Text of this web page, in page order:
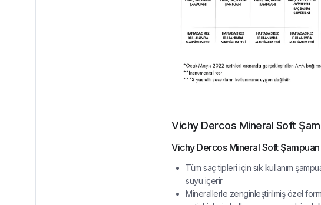
Vichy Dercos Mineral Soft
Vichy Dercos Mineral Soft
Tüm saç tipleri için sık kullanım
suyu içerir
Minerallerle zenginleştirilmiş özel